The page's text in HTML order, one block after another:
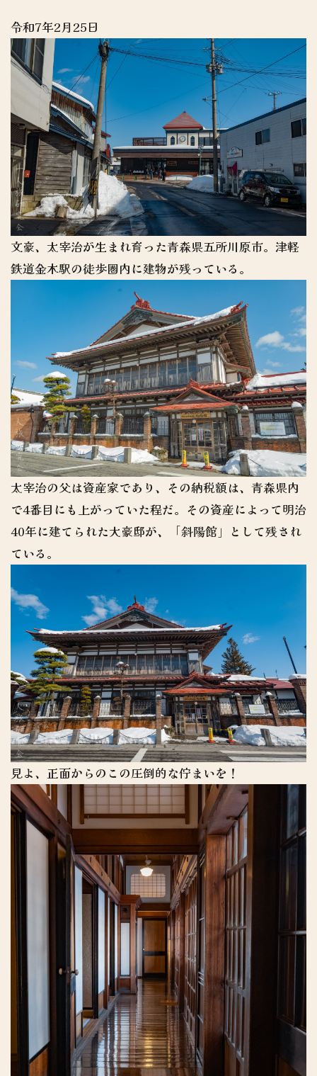
令和7年2月25日
文豪、太宰治が生まれ育った青森県五所川原市。津軽
鉄道金木駅の徒歩圏内に建物が残っている。
太宰治の父は資産家であり、その納税額は、青森県内
で4番目にも上がっていた程だ。その資産によって明治
40年に建てられた大豪邸が、「斜陽館」として残され
ている。
見よ、正面からのこの圧倒的な佇まいを！